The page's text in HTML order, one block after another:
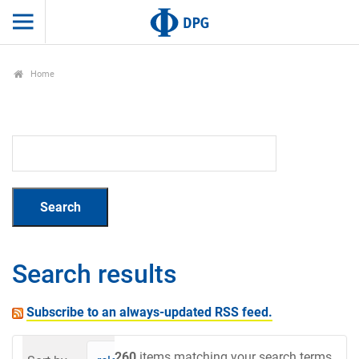
Home
Search results
Subscribe to an always-updated RSS feed.